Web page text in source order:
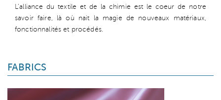
L'alliance du textile et de la chimie est le coeur de notre
savoir faire, là où nait la magie de nouveaux matériaux,
fonctionnalités et procédés.
FABRICS